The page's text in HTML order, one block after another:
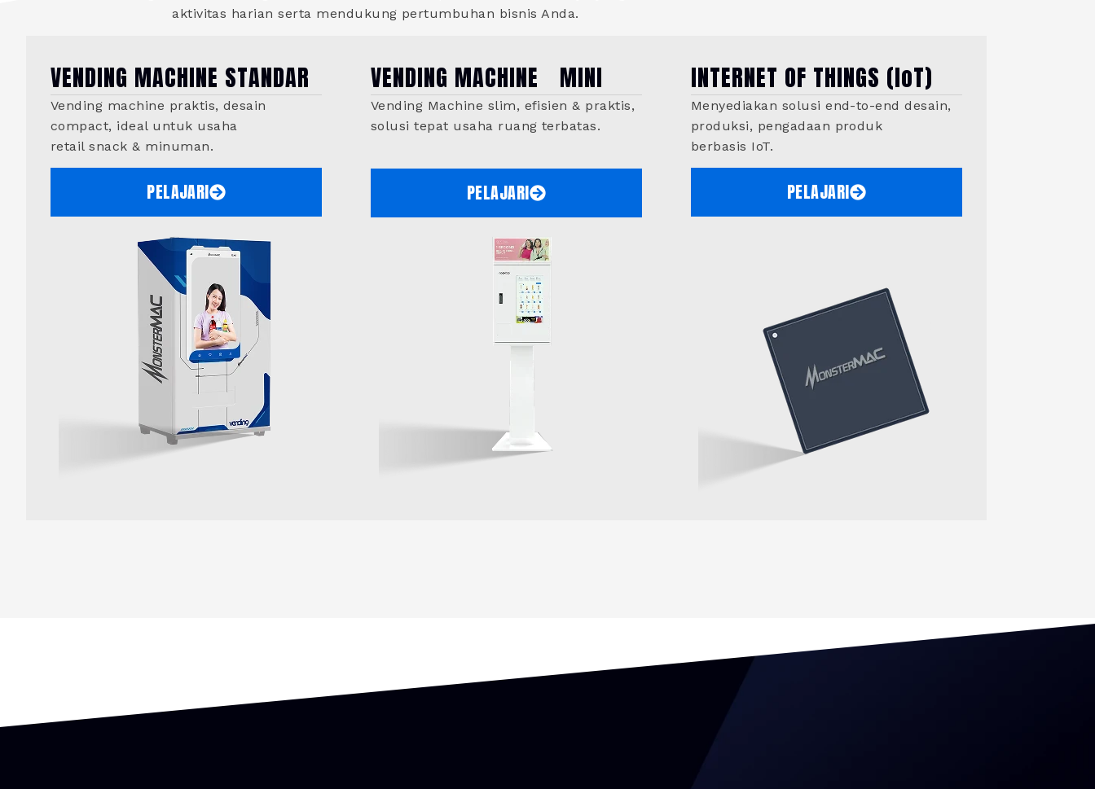
aktivitas harian serta mendukung pertumbuhan bisnis Anda.
VENDING MACHINE STANDAR
Vending machine praktis, desain
compact, ideal untuk usaha
retail snack & minuman.
PELAJARI
VENDING MACHINE MINI
Vending Machine slim, efisien & praktis,
solusi tepat usaha ruang terbatas.
PELAJARI
INTERNET OF THINGS (IoT)
Menyediakan solusi end-to-end desain,
produksi, pengadaan produk
berbasis IoT.
PELAJARI